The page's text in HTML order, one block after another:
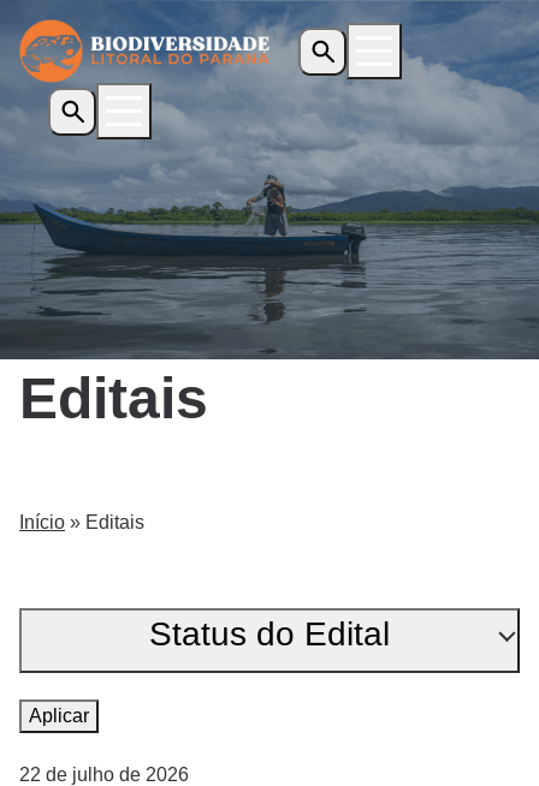
O Programa
Iniciativas Apoiadas
Transparência
Biblioteca
Notícias
Editais
Editais
Início » Editais
Status do Edital
Abertos
Encerrados
Aplicar
22 de julho de 2026